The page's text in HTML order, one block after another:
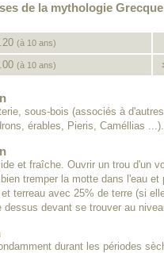
de la mythologie
(à 10 ans)
(à 10 ans)
sous-bois (associés à
érables, Pieris, Caméllias ...).
et fraîche. Ouvrir un trou d'un
tremper la motte dans l'eau
terreau avec 25% de terre (si
dessus devant se trouver au
durant les périodes